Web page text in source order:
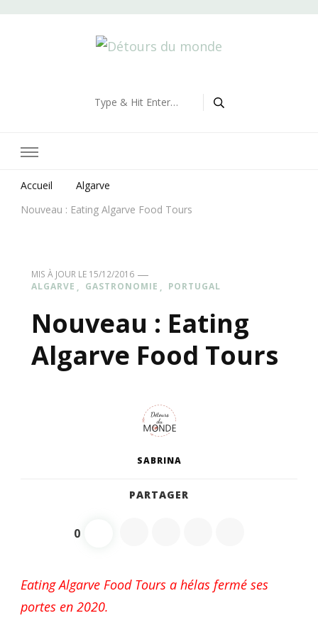
Looking
for
Accueil
Algarve
Nouveau : Eating Algarve Food Tours
MIS À JOUR LE 15/12/2016
ALGARVE
GASTRONOMIE PORTUGAL
Nouveau : Eating
Algarve Food Tours
SABRINA
PARTAGER
0
Eating Algarve Food Tours a hélas fermé ses
portes en 2020.